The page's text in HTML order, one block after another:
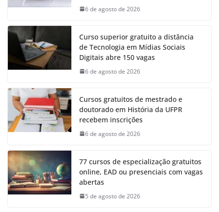
6 de agosto de 2026
Curso superior gratuito a distância
de Tecnologia em Mídias Sociais
Digitais abre 150 vagas
6 de agosto de 2026
Cursos gratuitos de mestrado e
doutorado em História da UFPR
recebem inscrições
6 de agosto de 2026
77 cursos de especialização gratuitos
online, EAD ou presenciais com vagas
abertas
5 de agosto de 2026